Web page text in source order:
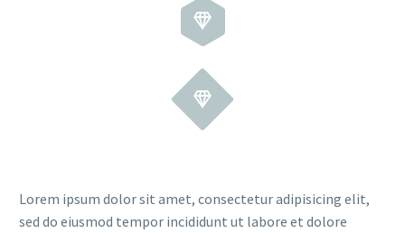




Lorem ipsum dolor sit amet, consectetur adipisicing elit,
sed do eiusmod tempor incididunt ut labore et dolore